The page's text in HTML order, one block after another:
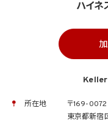
ハイネ
所在地
〒169-0072
東京都新宿